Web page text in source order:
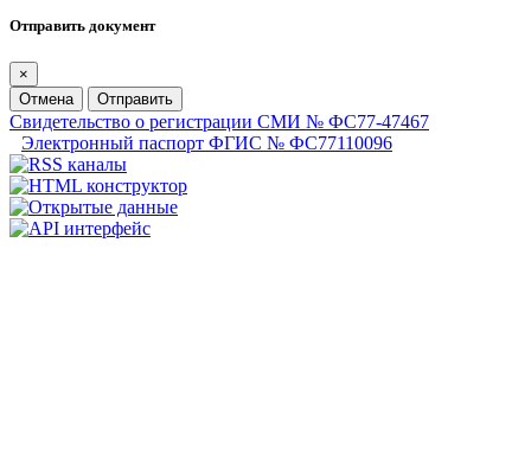
Отправить документ
×
Отмена
Отправить
Свидетельство о регистрации СМИ № ФС77-47467
Электронный паспорт ФГИС № ФС77110096